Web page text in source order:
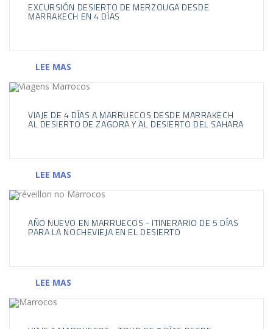
EXCURSIÓN DESIERTO DE MERZOUGA DESDE
MARRAKECH EN 4 DÍAS
LEE MAS
VIAJE DE 4 DÍAS A MARRUECOS DESDE MARRAKECH
AL DESIERTO DE ZAGORA Y AL DESIERTO DEL SAHARA
LEE MAS
AÑO NUEVO EN MARRUECOS - ITINERARIO DE 5 DÍAS
PARA LA NOCHEVIEJA EN EL DESIERTO
LEE MAS